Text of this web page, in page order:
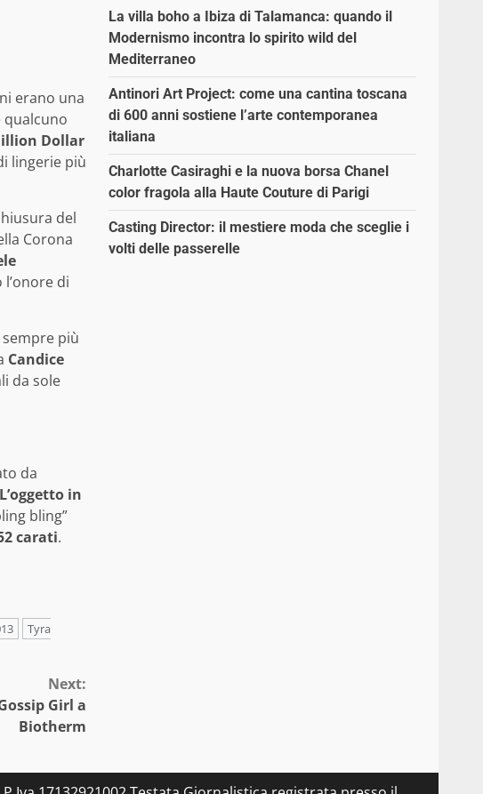
erano una
qualcuno
Dollar
lingerie più
del
Corona
di
più
Candice
da sole
da
L’oggetto in
bling”
carati.
Tyra
Next:
Girl a
Biotherm
La villa boho a Ibiza di Talamanca: quando il
Modernismo incontra lo spirito wild del
Mediterraneo
Antinori Art Project: come una cantina toscana
di 600 anni sostiene l’arte contemporanea
italiana
Charlotte Casiraghi e la nuova borsa Chanel
color fragola alla Haute Couture di Parigi
Casting Director: il mestiere moda che sceglie i
volti delle passerelle